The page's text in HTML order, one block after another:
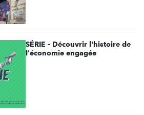
SÉRIE - Découvrir l'histoire de
l'économie engagée